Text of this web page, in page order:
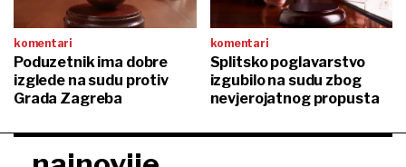
komentari
Poduzetnik ima dobre
izglede na sudu protiv
Grada Zagreba
komentari
Splitsko poglavarstvo
izgubilo na sudu zbog
nevjerojatnog propusta